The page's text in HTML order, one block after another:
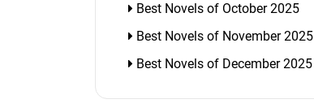
Best Novels of October 2025
Best Novels of November 2025
Best Novels of December 2025